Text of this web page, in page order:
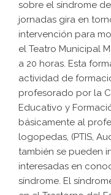
sobre el síndrome
jornadas gira en
intervención para
el Teatro Municipal
a 20 horas. Esta
actividad de
profesorado por la
Educativo y
básicamente al
logopedas, (PTIS,
también se pueden
interesadas en
síndrome. El